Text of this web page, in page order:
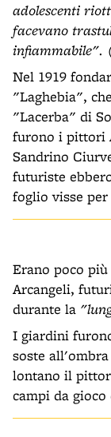
adolescenti
facevano
infiammabile".
Nel 1919
"Laghebia",
"Lacerba" di
furono i pittori
Sandrino
futuriste
foglio visse
Erano poco più
Arcangeli,
durante la
I giardini
soste
lontano il
campi da